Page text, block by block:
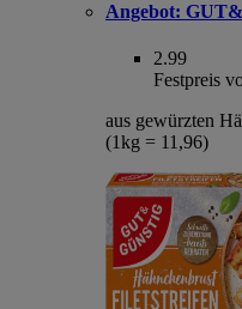
Angebot:
2.99
Festpreis
aus gewürzten
(1kg = 11,96)